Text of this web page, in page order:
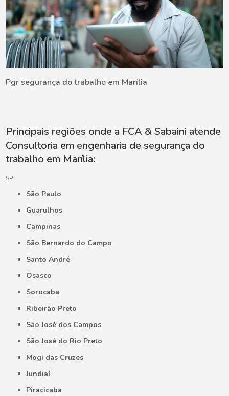
Pgr segurança do trabalho em Marília
Principais regiões onde a FCA & Sabaini atende
Consultoria em engenharia de segurança do
trabalho em Marília:
SP
São Paulo
Guarulhos
Campinas
São Bernardo do Campo
Santo André
Osasco
Sorocaba
Ribeirão Preto
São José dos Campos
São José do Rio Preto
Mogi das Cruzes
Jundiaí
Piracicaba